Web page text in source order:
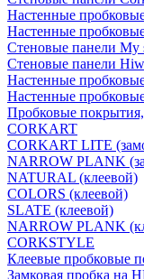
Настенные
Настенные
Стеновые панели My
Стеновые панели
Настенные
Настенные
Пробковые покрытия,
CORKART
CORKART LITE
NARROW PLANK
NATURAL (клеевой)
COLORS (клеевой)
SLATE (клеевой)
NARROW PLANK
CORKSTYLE
Клеевые пробковые
Замковая пробка на